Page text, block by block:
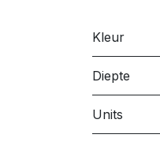
Kleur
Diepte
Units